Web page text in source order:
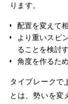
ります。
配置を変えて
より重いスピ
ることを検討す
角度を作るた
タイブレークで
とは、勢いを変